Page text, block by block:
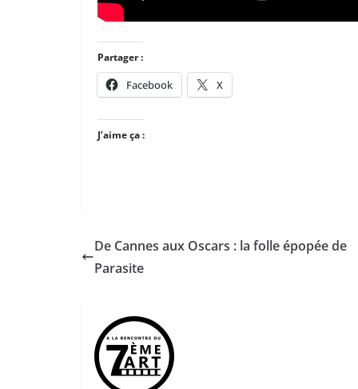
Partager :
Facebook X
J’aime ça :
De Cannes aux Oscars : la folle épopée de
Parasite